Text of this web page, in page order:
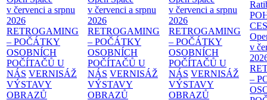
v červenci a srpnu
2026
RETROGAMING
– POČÁTKY
OSOBNÍCH
POČÍTAČŮ U
NÁS VERNISÁŽ
VÝSTAVY
OBRAZŮ
v červenci a srpnu
2026
RETROGAMING
– POČÁTKY
OSOBNÍCH
POČÍTAČŮ U
NÁS VERNISÁŽ
VÝSTAVY
OBRAZŮ
v červenci a srpnu
2026
RETROGAMING
– POČÁTKY
OSOBNÍCH
POČÍTAČŮ U
NÁS VERNISÁŽ
VÝSTAVY
OBRAZŮ
v
–